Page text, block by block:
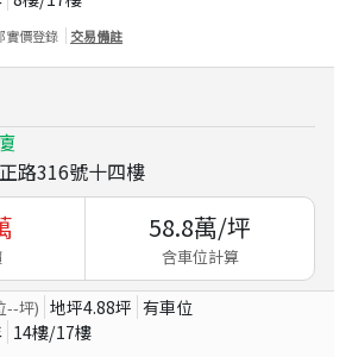
實價登錄 交易備註
路316號十四樓
58.8萬/坪
含車位計算
--坪) 地坪4.88坪 有車位
14樓/17樓